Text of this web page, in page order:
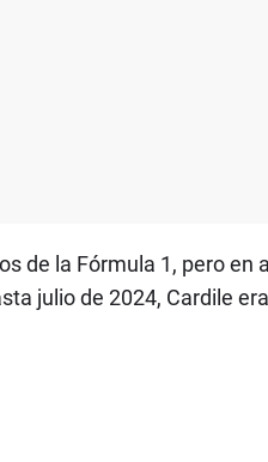
de la Fórmula 1, pero en
julio de 2024, Cardile